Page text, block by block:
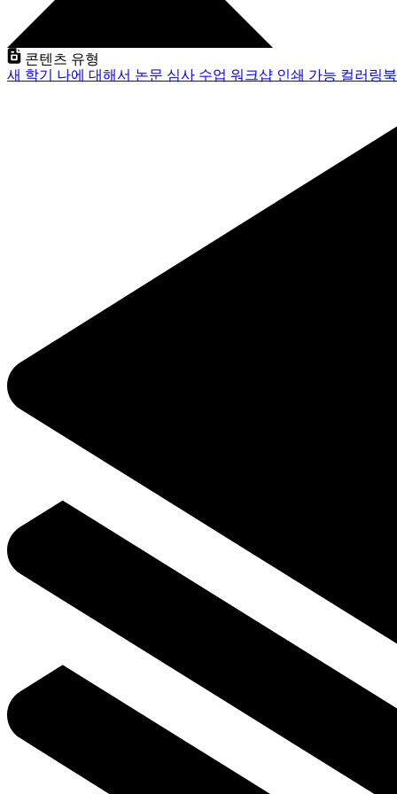
콘텐츠 유형
새 학기 나에 대해서 논문 심사 수업 워크샵 인쇄 가능 컬러링북